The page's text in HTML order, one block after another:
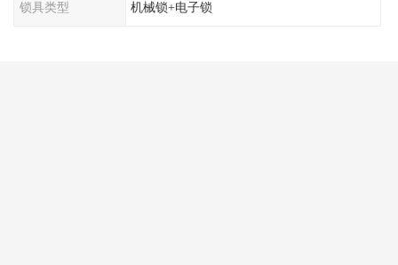
锁具类型 机械锁+电子锁